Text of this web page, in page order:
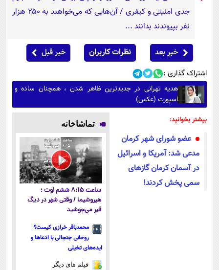
جدی امنیتی و کیفری / آن‌هایی که می‌خواهند به ۲۵۰ هزار
نفر بپیوندند بدانند ...
خبر بعد نظرات کاربران خبر قبل
اشتراک گذاری :
هدیه تهرانی در جدیدترین ظاهر شدن ، همچنان ساده و
اسپورت (عکس)
بیشتر بخوانید:
عضو شورای شهر کرمان
مدعی شد: آمریکا و اسرائیل
در آسمان کرمان گازهای
سمی پخش کردند!
تماشاخانه
ساعت ۸:۱۵ ششم اوت ؛
هیروشیما / وقتی شهر در دیگ
قیر می‌جوشید
محمدباقر خرازی کیست؟
روحانی جنجالی با ادعاها و
ایده‌های تخیلی
فیلم های دیگر